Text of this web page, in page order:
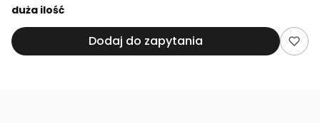
duża ilość
Dodaj do zapytania